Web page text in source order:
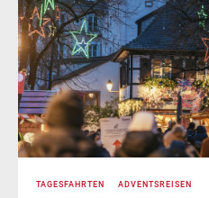
TAGESFAHRTEN ADVENTSREISEN